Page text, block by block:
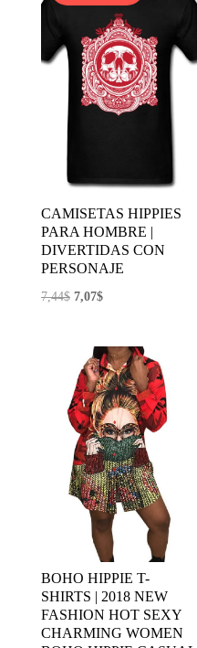
CAMISETAS HIPPIES
PARA HOMBRE |
DIVERTIDAS CON
PERSONAJE
7,44$ El
era:
7,44$.
7,07$El
es:
7,07$.
BOHO HIPPIE T-
SHIRTS | 2018 NEW
FASHION HOT SEXY
CHARMING WOMEN